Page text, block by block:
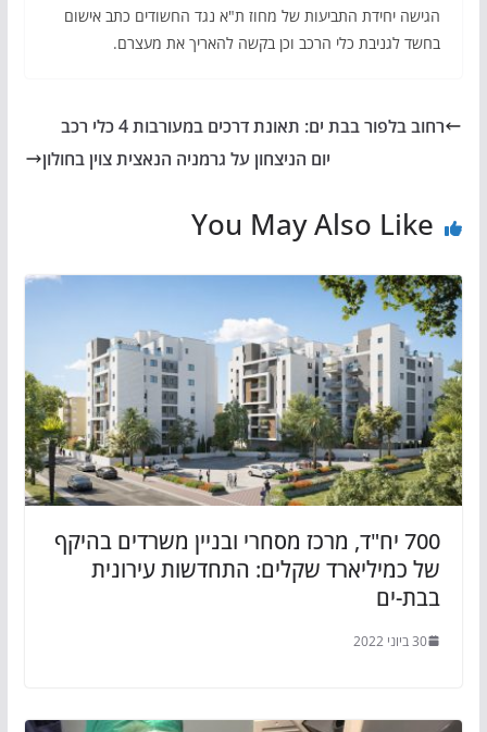
הגישה יחידת התביעות של מחוז ת"א נגד החשודים כתב אישום
בחשד לגניבת כלי הרכב וכן בקשה להאריך את מעצרם.
רחוב בלפור בבת ים: תאונת דרכים במעורבות 4 כלי רכב
יום הניצחון על גרמניה הנאצית צוין בחולון
You May Also Like
700 יח"ד, מרכז מסחרי ובניין משרדים בהיקף
של כמיליארד שקלים: התחדשות עירונית
בבת-ים
30 ביוני 2022